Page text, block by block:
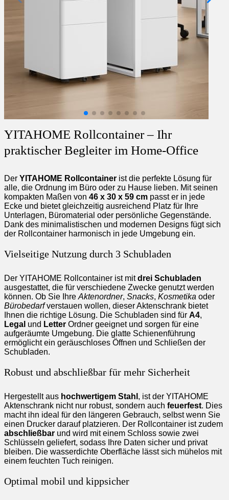
YITAHOME Rollcontainer – Ihr
praktischer Begleiter im Home-Office
Der YITAHOME Rollcontainer ist die perfekte Lösung für
alle, die Ordnung im Büro oder zu Hause lieben. Mit seinen
kompakten Maßen von 46 x 30 x 59 cm passt er in jede
Ecke und bietet gleichzeitig ausreichend Platz für Ihre
Unterlagen, Büromaterial oder persönliche Gegenstände.
Dank des minimalistischen und modernen Designs fügt sich
der Rollcontainer harmonisch in jede Umgebung ein.
Vielseitige Nutzung durch 3 Schubladen
Der YITAHOME Rollcontainer ist mitdrei Schubladen
ausgestattet, die für verschiedene Zwecke genutzt werden
können. Ob Sie Ihre Aktenordner, Snacks, Kosmetika oder
Bürobedarfverstauen wollen, dieser Aktenschrank bietet
Ihnen die richtige Lösung. Die Schubladen sind für A4,
Legal und Letter Ordner geeignet und sorgen für eine
aufgeräumte Umgebung. Die glatte Schienenführung
ermöglicht ein geräuschloses Öffnen und Schließen der
Schubladen.
Robust und abschließbar für mehr Sicherheit
Hergestellt aus hochwertigem Stahl , ist der YITAHOME
Aktenschrank nicht nur robust, sondern auch feuerfest. Dies
macht ihn ideal für den längeren Gebrauch, selbst wenn Sie
einen Drucker darauf platzieren. Der Rollcontainer ist zudem
abschließbar und wird mit einem Schloss sowie zwei
Schlüsseln geliefert, sodass Ihre Daten sicher und privat
bleiben. Die wasserdichte Oberfläche lässt sich mühelos mit
einem feuchten Tuch reinigen.
Optimal mobil und kippsicher